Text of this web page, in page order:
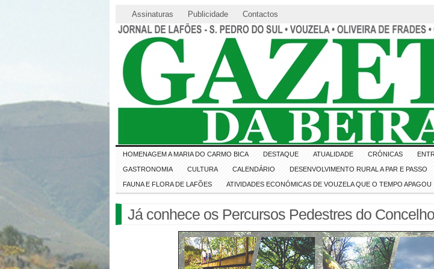
Assinaturas Publicidade Contactos
HOMENAGEM A MARIA DO CARMO BICA DESTAQUE ATUALIDADE CRÓNICAS
GASTRONOMIA CULTURA CALENDÁRIO DESENVOLVIMENTO RURAL A PAR E PASSO
FAUNA E FLORA DE LAFÕES ATIVIDADES ECONÓMICAS DE VOUZELA QUE O TEMPO APAGOU
Já conhece os Percursos Pedestres do